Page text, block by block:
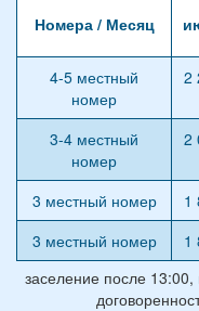
Номера / Месяц
4-5 местный
номер
2
3-4 местный
номер
2
3 местный номер 1
3 местный номер
1
заселение после